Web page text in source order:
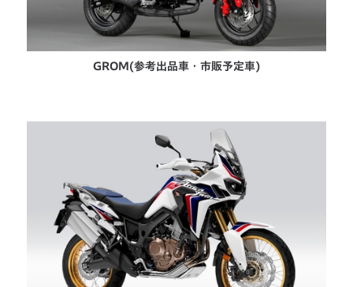
GROM(参考出品車・市販予定車)